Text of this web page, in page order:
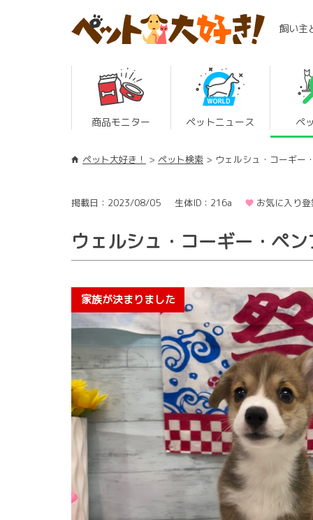
飼い主
商品モニター ペットニュース ペ
ペット大好き！ ペット検索 ウェルシュ・コーギー
掲載日：2023/08/05 生体ID：216a お気に入り
ウェルシュ・コーギー・ペ